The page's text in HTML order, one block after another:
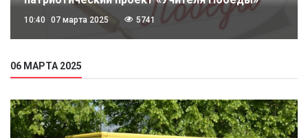
10:40 07 марта 2025 5741
06 МАРТА 2025